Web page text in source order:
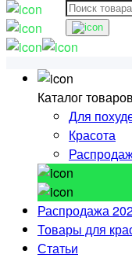
Каталог товаров
Для
Красота
Распродажа
Товары для
Статьи